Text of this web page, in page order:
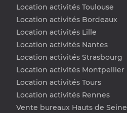
Location activités Toulouse
Location activités Bordeaux
Location activités Lille
Location activités Nantes
Location activités Strasbourg
Location activités Montpellier
Location activités Tours
Location activités Rennes
Vente bureaux Hauts de Seine